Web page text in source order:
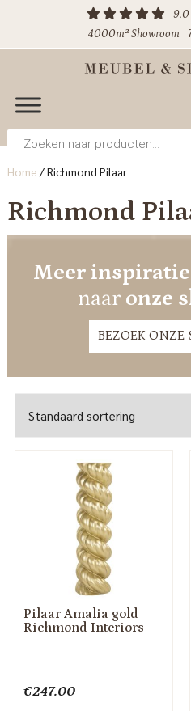
9.0
4000m² Showroom
Producten
zoeken
Home /Richmond Pilaar
Richmond
Meer inspiratie
naar onze
BEZOEK ONZE
Pilaar Amalia gold
Richmond Interiors
€247.00